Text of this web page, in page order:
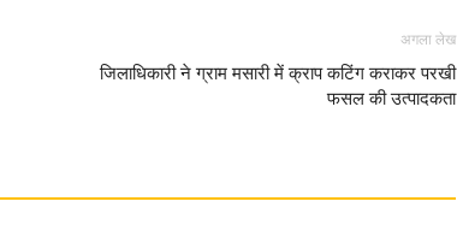
अगला लेख
जिलाधिकारी ने ग्राम मसारी में क्राप कटिंग कराकर परखी
फसल की उत्पादकता